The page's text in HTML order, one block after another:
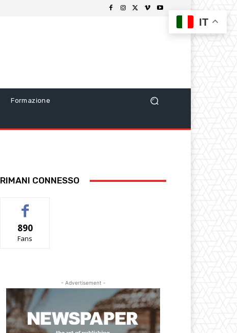
Formazione
RIMANI CONNESSO
890
Fans
- Advertisement -
IT